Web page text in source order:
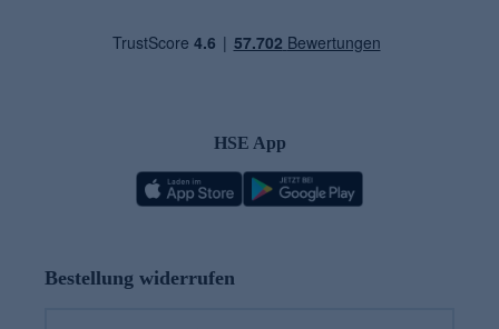
HSE App
Bestellung widerrufen